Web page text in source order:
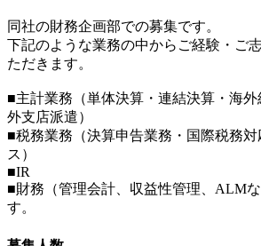
同社の財務企画部での募集です。
下記のような業務の中からご経験・ご
ただきます。
■主計業務（単体決算・連結決算・海
外支店派遣）
■税務業務（決算申告業務・国際税務
ス）
■IR
■財務（管理会計、収益性管理、ALM
す。